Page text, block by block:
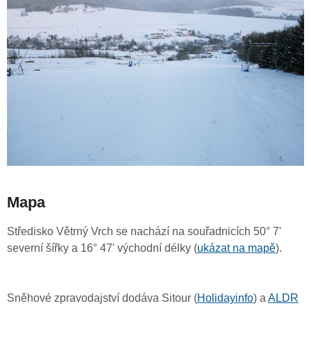
Mapa
Středisko Větrný Vrch se nachází na souřadnicích 50° 7'
severní šířky a 16° 47' východní délky (ukázat na mapě).
Sněhové zpravodajství dodáva Sitour (Holidayinfo) a ALDR